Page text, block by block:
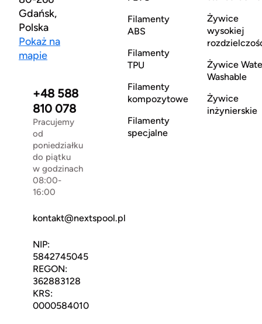
Gdańsk,
Polska
Pokaż na
mapie
+48 588
810 078
Pracujemy
od
poniedziałku
do piątku
w godzinach
08:00-
16:00
kontakt@nextspool.pl
NIP:
5842745045
REGON:
362883128
KRS:
0000584010
Filamenty
ABS
Filamenty
TPU
Filamenty
kompozytowe
Filamenty
specjalne
Żywice
wysokiej
Żywice
Washable
Żywice
inżynierskie